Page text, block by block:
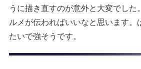
うに描き直すのが意外と大変でし
ルメが伝わればいいなと思います。
たいで強そうです。